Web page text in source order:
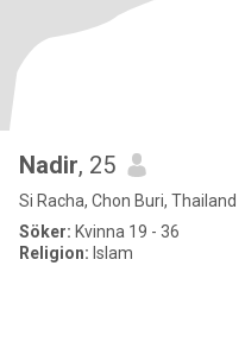
Nadir, 25
Si Racha, Chon Buri, Thailand
Söker: Kvinna 19 - 36
Religion: Islam